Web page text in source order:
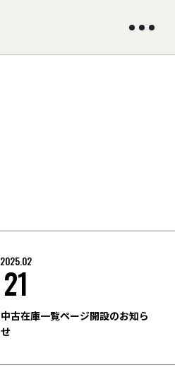
2025.02
21
中古在庫一覧ページ開設のお知ら
せ